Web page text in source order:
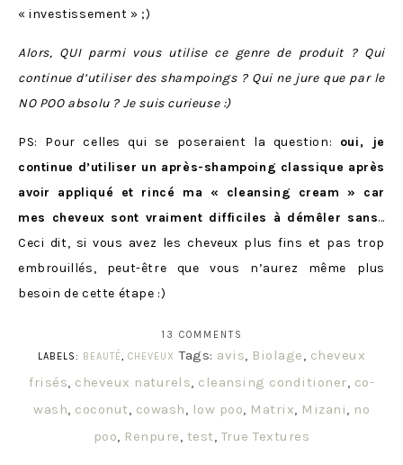
« investissement » ;)
Alors, QUI parmi vous utilise ce genre de produit ? Qui
continue d’utiliser des shampoings ? Qui ne jure que par le
NO POO absolu ? Je suis curieuse :)
PS: Pour celles qui se poseraient la question: oui, je
continue d’utiliser un après-shampoing classique après
avoir appliqué et rincé ma « cleansing cream » car
mes cheveux sont vraiment difficiles à démêler sans…
Ceci dit, si vous avez les cheveux plus fins et pas trop
embrouillés, peut-être que vous n’aurez même plus
besoin de cette étape :)
13 COMMENTS
LABELS: BEAUTÉ, CHEVEUX Tags: avis, Biolage, cheveux
frisés, cheveux naturels, cleansing conditioner, co-
wash, coconut, cowash, low poo, Matrix, Mizani, no
poo, Renpure, test, True Textures